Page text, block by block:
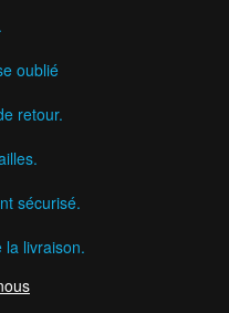
oublié
retour.
sécurisé.
la livraison.